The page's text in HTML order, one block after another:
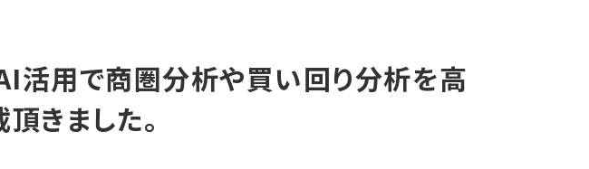
活用で商圏分析や買い回り分析を高
きました。